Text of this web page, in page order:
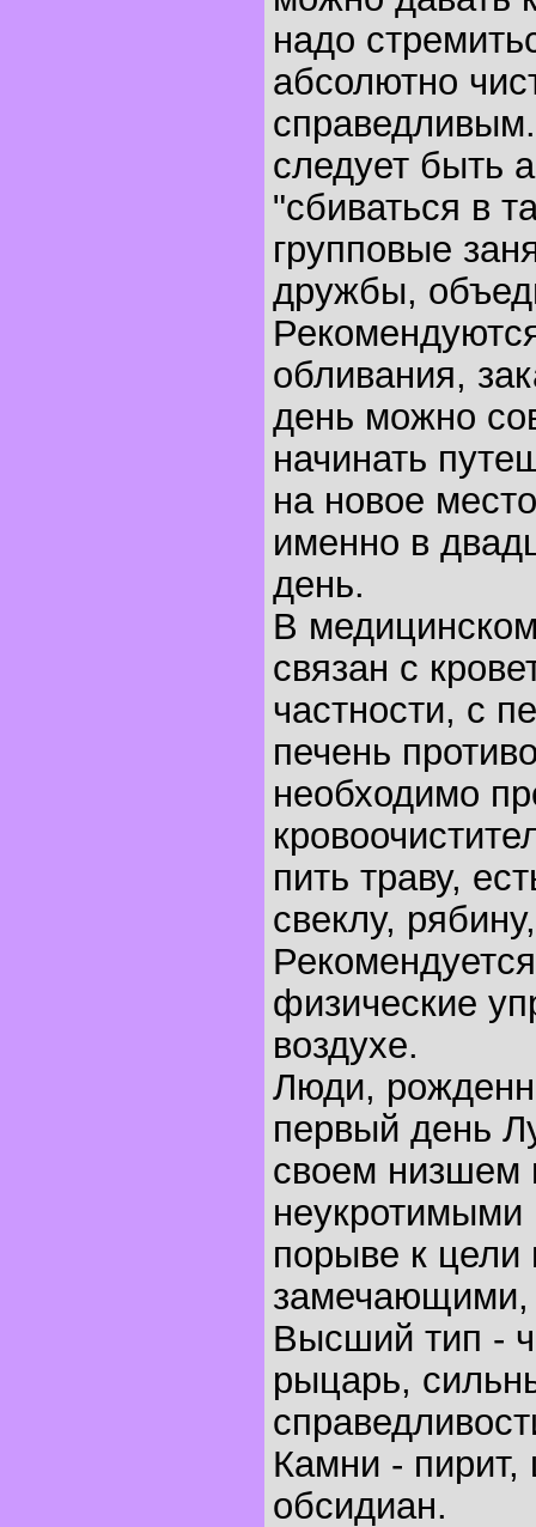
надо
абсолютно
следует быть
"сбиваться в
групповые
дружбы,
обливания,
день можно
начинать
на новое
именно в
день.
В
связан с
частности, с
печень
необходимо
пить траву,
свеклу,
физические
воздухе.
Люди,
первый день
своем низшем
неукротимыми
порыве к цели
замечающими,
Высший тип -
рыцарь,
Камни - пирит,
обсидиан.